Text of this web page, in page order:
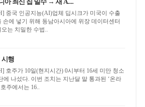
아 최신 칩 밀수 → 새 A....
중국 인공지능(AI)업체 딥시크가 미국이 수출
에 넣기 위해 동남아시아에 위장 데이터센터
는 치밀한 수법..
시행
호주가 10일(현지시간) 0시부터 16세 미만 청소
에 나섰다. 이번 조치는 지난달 말 통과된 ‘온라
주에서는 16..